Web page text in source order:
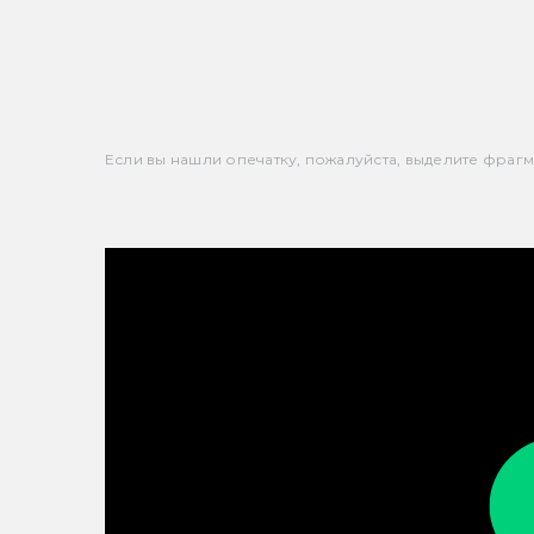
Если вы нашли опечатку, пожалуйста, выделите